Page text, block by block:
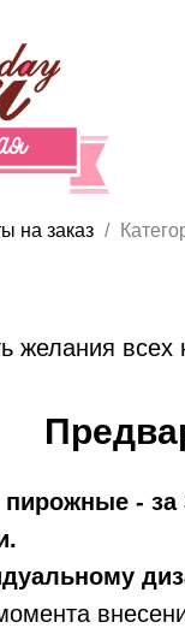
на заказ
желания всех
-